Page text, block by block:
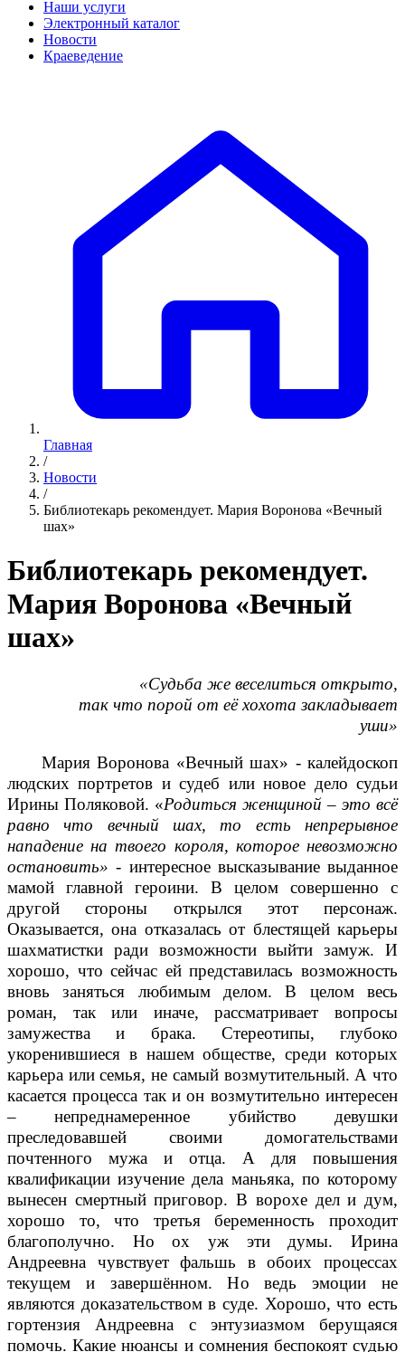
Наши услуги
Электронный каталог
Новости
Краеведение
Главная
/
Новости
/
Библиотекарь рекомендует. Мария Воронова «Вечный
шах»
Библиотекарь рекомендует.
Мария Воронова «Вечный
шах»
«Судьба же веселиться открыто,
так что порой от её хохота закладывает
уши»
Мария Воронова «Вечный шах» - калейдоскоп
людских портретов и судеб или новое дело судьи
Ирины Поляковой. «Родиться женщиной – это всё
равно что вечный шах, то есть непрерывное
нападение на твоего короля, которое невозможно
остановить» - интересное высказывание выданное
мамой главной героини. В целом совершенно с
другой стороны открылся этот персонаж.
Оказывается, она отказалась от блестящей карьеры
шахматистки ради возможности выйти замуж. И
хорошо, что сейчас ей представилась возможность
вновь заняться любимым делом. В целом весь
роман, так или иначе, рассматривает вопросы
замужества и брака. Стереотипы, глубоко
укоренившиеся в нашем обществе, среди которых
карьера или семья, не самый возмутительный. А что
касается процесса так и он возмутительно интересен
– непреднамеренное убийство девушки
преследовавшей своими домогательствами
почтенного мужа и отца. А для повышения
квалификации изучение дела маньяка, по которому
вынесен смертный приговор. В ворохе дел и дум,
хорошо то, что третья беременность проходит
благополучно. Но ох уж эти думы. Ирина
Андреевна чувствует фальшь в обоих процессах
текущем и завершённом. Но ведь эмоции не
являются доказательством в суде. Хорошо, что есть
гортензия Андреевна с энтузиазмом берущаяся
помочь. Какие нюансы и сомнения беспокоят судью